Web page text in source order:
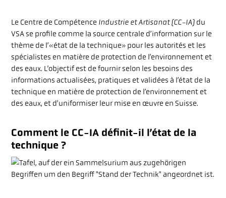
FAQ
OFFRES D’EMPLOI
MEDIA
Le Centre de Compétence Industrie et Artisanat (CC-IA) du
VSA se profile comme la source centrale d’information sur le
thème de l’«état de la technique» pour les autorités et les
spécialistes en matière de protection de l’environnement et
des eaux. L’objectif est de fournir selon les besoins des
informations actualisées, pratiques et validées à l’état de la
technique en matière de protection de l’environnement et
des eaux, et d’uniformiser leur mise en œuvre en Suisse.
Comment le CC-IA définit-il l’état de la
technique ?